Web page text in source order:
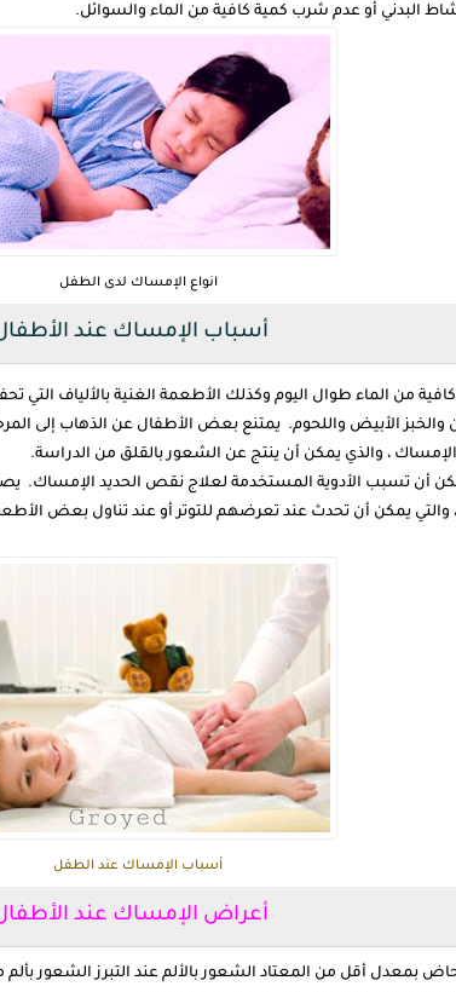
البدني أو عدم شرب كمية كافية من الماء والسوائل.
انواع الإمساك لدى الطفل
أسباب الإمساك عند
من الماء طوال اليوم وكذلك الأطعمة الغنية بالألياف التي
والخبز الأبيض واللحوم. يمتنع بعض الأطفال عن الذهاب إلى
الإمساك ، والذي يمكن أن ينتج عن الشعور بالقلق من الدراسة.
أن تسبب الأدوية المستخدمة لعلاج نقص الحديد الإمساك.
والتي يمكن أن تحدث عند تعرضهم للتوتر أو عند تناول بعض
أسباب الإمساك عند الطفل
أعراض الإمساك عند
بمعدل أقل من المعتاد الشعور بالألم عند التبرز الشعور